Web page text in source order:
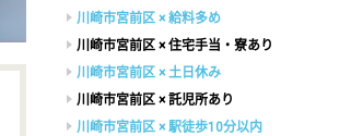
川崎市宮前区 × 給料多め
川崎市宮前区 × 住宅手当・寮あり
川崎市宮前区 × 土日休み
川崎市宮前区 × 託児所あり
川崎市宮前区 × 駅徒歩10分以内